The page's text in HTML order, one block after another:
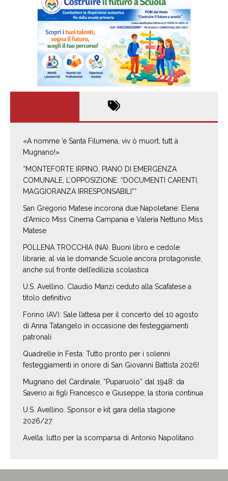
«A nomme ’e Santa Filumena, viv ò muort, tutt à
Mugnano!»
*MONTEFORTE IRPINO, PIANO DI EMERGENZA
COMUNALE, L’OPPOSIZIONE: “DOCUMENTI CARENTI,
MAGGIORANZA IRRESPONSABILI”*
San Gregorio Matese incorona due Napoletane: Elena
d’Amico Miss Cinema Campania e Valeria Nettuno Miss
Matese
POLLENA TROCCHIA (NA). Buoni libro e cedole
librarie, al via le domande Scuole ancora protagoniste,
anche sul fronte dell’edilizia scolastica
U.S. Avellino. Claudio Manzi ceduto alla Scafatese a
titolo definitivo
Forino (AV): Sale l’attesa per il concerto del 10 agosto
di Anna Tatangelo in occasione dei festeggiamenti
patronali
Quadrelle in Festa: Tutto pronto per i solenni
festeggiamenti in onore di San Giovanni Battista 2026!
Mugnano del Cardinale, “Puparuolo” dal 1948: da
Saverio ai figli Francesco e Giuseppe, la storia continua
U.S. Avellino. Sponsor e kit gara della stagione
2026/27
Avella: lutto per la scomparsa di Antonio Napolitano